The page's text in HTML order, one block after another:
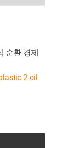
순환 경제
2-oil